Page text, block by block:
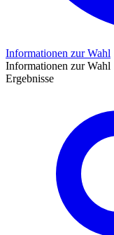
Informationen zur Wahl
Informationen zur Wahl
Ergebnisse